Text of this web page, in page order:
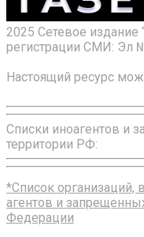
2025 Сетевое издание
регистрации СМИ: Эл
Настоящий ресурс
Списки иноагентов и
территории РФ:
*Список организаций,
агентов и
Федерации